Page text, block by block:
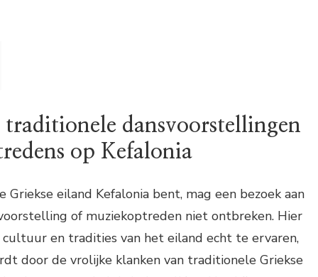
traditionele dansvoorstellingen
op Kefalonia
eiland Kefalonia bent, mag een bezoek aan
of muziekoptreden niet ontbreken. Hier
cultuur en tradities van het eiland echt te ervaren,
door de vrolijke klanken van traditionele Griekse